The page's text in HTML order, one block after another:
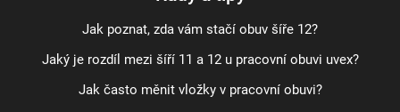
Jak poznat, zda vám stačí obuv šíře 12?
Jaký je rozdíl mezi šíří 11 a 12 u pracovní obuvi uvex?
Jak často měnit vložky v pracovní obuvi?